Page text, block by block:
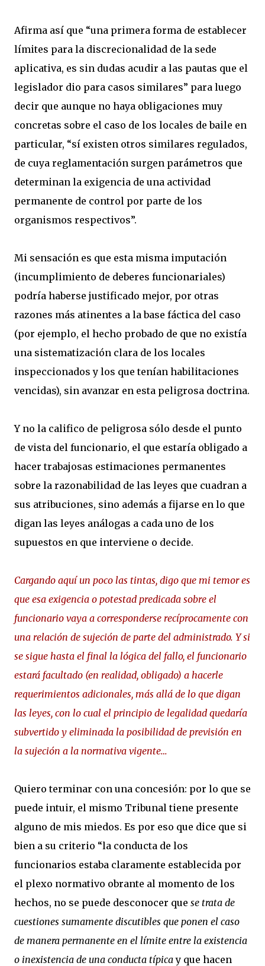
Afirma así que “una primera forma de establecer
límites para la discrecionalidad de la sede
aplicativa, es sin dudas acudir a las pautas que el
legislador dio para casos similares” para luego
decir que aunque no haya obligaciones muy
concretas sobre el caso de los locales de baile en
particular, “sí existen otros similares regulados,
de cuya reglamentación surgen parámetros que
determinan la exigencia de una actividad
permanente de control por parte de los
organismos respectivos”.
Mi sensación es que esta misma imputación
(incumplimiento de deberes funcionariales)
podría haberse justificado mejor, por otras
razones más atinentes a la base fáctica del caso
(por ejemplo, el hecho probado de que no existía
una sistematización clara de los locales
inspeccionados y los que tenían habilitaciones
vencidas), sin avanzar en esta peligrosa doctrina.
Y no la califico de peligrosa sólo desde el punto
de vista del funcionario, el que estaría obligado a
hacer trabajosas estimaciones permanentes
sobre la razonabilidad de las leyes que cuadran a
sus atribuciones, sino además a fijarse en lo que
digan las leyes análogas a cada uno de los
supuestos en que interviene o decide.
Cargando aquí un poco las tintas, digo que mi temor es
que esa exigencia o potestad predicada sobre el
funcionario vaya a corresponderse recíprocamente con
una relación de sujeción de parte del administrado. Y si
se sigue hasta el final la lógica del fallo, el funcionario
estará facultado (en realidad, obligado) a hacerle
requerimientos adicionales, más allá de lo que digan
las leyes, con lo cual el principio de legalidad quedaría
subvertido y eliminada la posibilidad de previsión en
la sujeción a la normativa vigente…
Quiero terminar con una concesión: por lo que se
puede intuir, el mismo Tribunal tiene presente
alguno de mis miedos. Es por eso que dice que si
bien a su criterio “la conducta de los
funcionarios estaba claramente establecida por
el plexo normativo obrante al momento de los
hechos, no se puede desconocer que se trata de
cuestiones sumamente discutibles que ponen el caso
de manera permanente en el límite entre la existencia
o inexistencia de una conducta típicay que hacen